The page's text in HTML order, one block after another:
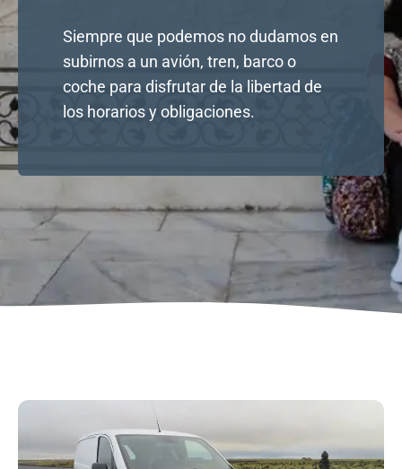
Siempre que podemos no dudamos en
subirnos a un avión, tren, barco o
coche para disfrutar de la libertad de
los horarios y obligaciones.